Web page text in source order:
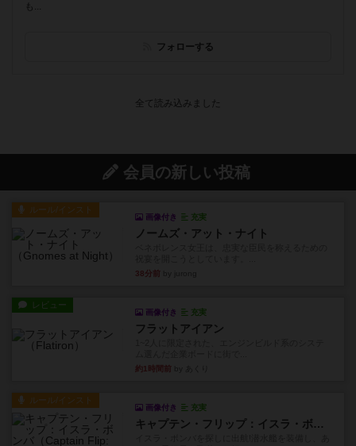
も...
フォローする
画像付き
ノームズ・アット・ナイト
祝宴を開こうとしています。...
38分前 by jurong
レビュー
ム選んだ企業ボードに街で...
約1時間前 by あくり
なたの乗組員を監獄から解...
約4時間前by jurong